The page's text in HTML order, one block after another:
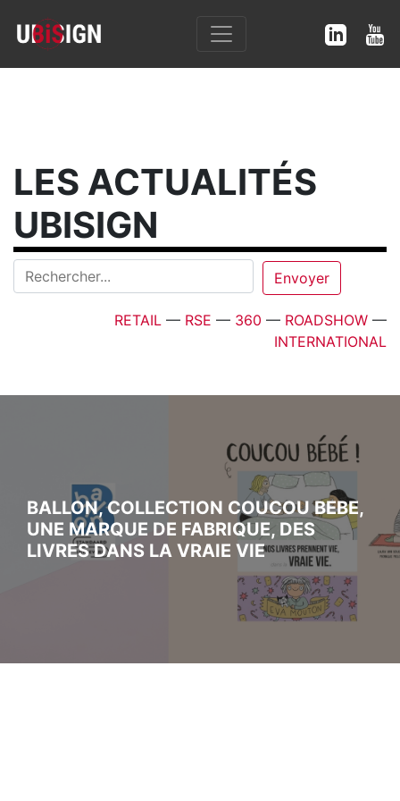
LES ACTUALITÉS
UBISIGN
RETAIL — RSE — 360 — ROADSHOW —
INTERNATIONAL
BALLON, COLLECTION COUCOU BEBE,
UNE MARQUE DE FABRIQUE, DES
LIVRES DANS LA VRAIE VIE